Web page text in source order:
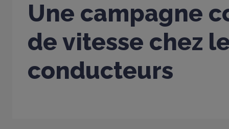
Une campagne
de vitesse chez
conducteurs